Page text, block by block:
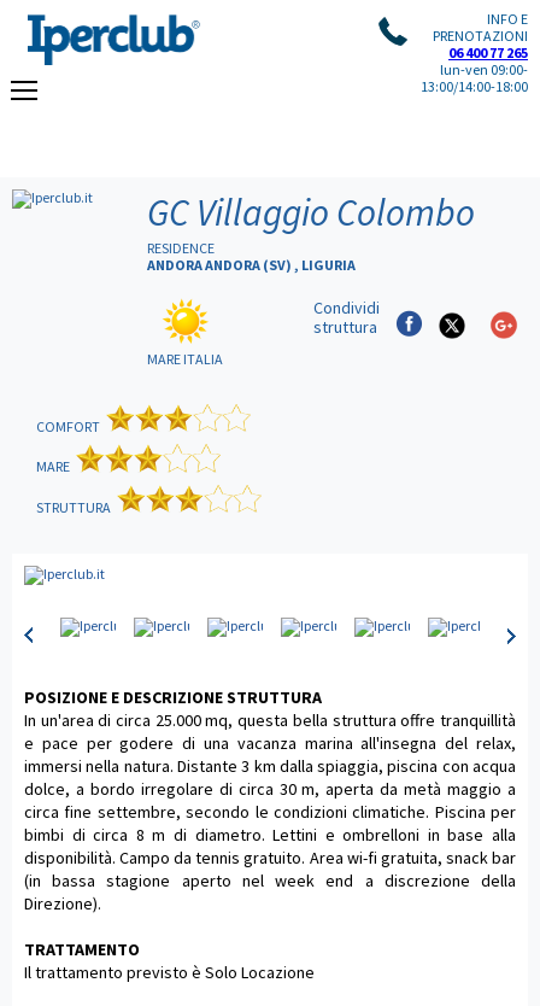
INFO E
PRENOTAZIONI
06 400 77 265
lun-ven 09:00-
13:00/14:00-18:00
GC Villaggio Colombo
RESIDENCE
ANDORA ANDORA (SV) , LIGURIA
MARE ITALIA
Condividi
struttura
COMFORT
MARE
STRUTTURA
POSIZIONE E DESCRIZIONE STRUTTURA
In un'area di circa 25.000 mq, questa bella struttura offre tranquillità
e pace per godere di una vacanza marina all'insegna del relax,
immersi nella natura. Distante 3 km dalla spiaggia, piscina con acqua
dolce, a bordo irregolare di circa 30 m, aperta da metà maggio a
circa fine settembre, secondo le condizioni climatiche. Piscina per
bimbi di circa 8 m di diametro. Lettini e ombrelloni in base alla
disponibilità. Campo da tennis gratuito. Area wi-fi gratuita, snack bar
(in bassa stagione aperto nel week end a discrezione della
Direzione).
TRATTAMENTO
Il trattamento previsto è Solo Locazione